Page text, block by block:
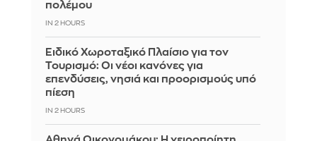
πολέμου
IN 2 HOURS
Ειδικό Χωροταξικό Πλαίσιο για τον
Τουρισμό: Οι νέοι κανόνες για
επενδύσεις, νησιά και προορισμούς υπό
πίεση
IN 2 HOURS